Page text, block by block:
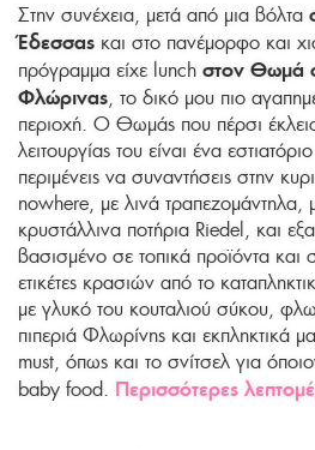
Στην συνέχεια, μετά από μια βόλτα
Έδεσσας και στο πανέμορφο και
πρόγραμμα είχε lunch στον Θωμά
Φλώρινας, το δικό μου πιο
περιοχή. Ο Θωμάς που πέρσι
λειτουργίας του είναι ένα
περιμένεις να συναντήσεις στην
nowhere, με λινά τραπεζομάντηλα,
κρυστάλλινα ποτήρια Riedel, και
βασισμένο σε τοπικά προϊόντα και
ετικέτες κρασιών από το
με γλυκό του κουταλιού σύκου,
πιπεριά Φλωρίνης και εκπληκτικά
must, όπως και το σνίτσελ για
baby food. Περισσότερες